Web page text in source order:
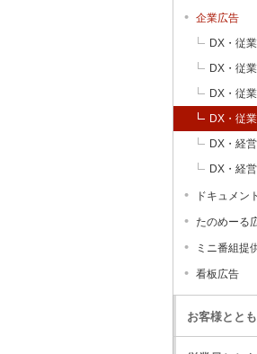
企業広告
DX・従
DX・従
DX・従
DX・従
DX・経
DX・経
ドキュメン
たのめーる
ミニ番組提
看板広告
お客様とと